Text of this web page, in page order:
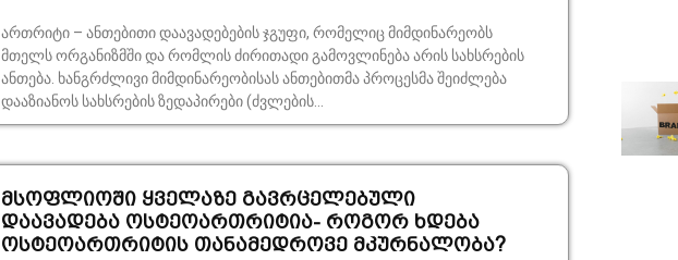
ართრიტი – ანთებითი დაავადებების ჯგუფი, რომელიც მიმდინარეობს
მთელს ორგანიზმში და რომლის ძირითადი გამოვლინება არის სახსრების
ანთება. ხანგრძლივი მიმდინარეობისას ანთებითმა პროცესმა შეიძლება
დააზიანოს სახსრების ზედაპირები (ძვლების...
მსოფლიოში ყველაზე გავრცელებული
დაავადება ოსტეოართრიტია- როგორ ხდება
ოსტეოართრიტის თანამედროვე მკურნალობა?